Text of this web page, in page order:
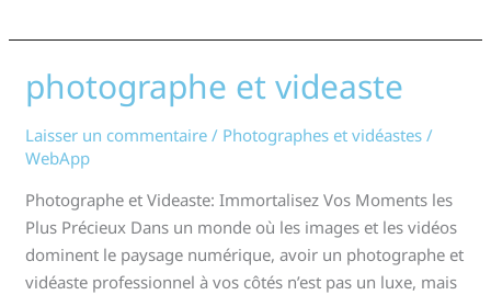
photographe et videaste
Laisser un commentaire / Photographes et vidéastes /
WebApp
Photographe et Videaste: Immortalisez Vos Moments les
Plus Précieux Dans un monde où les images et les vidéos
dominent le paysage numérique, avoir un photographe et
vidéaste professionnel à vos côtés n’est pas un luxe, mais
photographe
et
videaste